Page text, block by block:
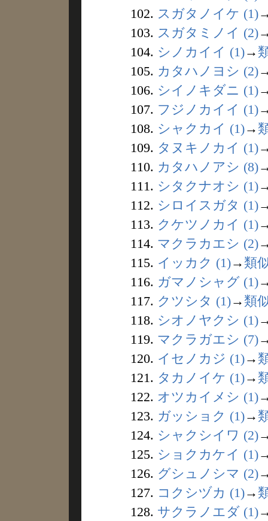
102. スガタノイケ (1)
103. スガタミノイ (2)
104. シノカイイ (1)→
105. カタハノヨシ (2)
106. シイノキダニ (1)
107. フジノカイイ (1)
108. シャクカイ (1)→
109. タヌキノカイ (1)
110. カタハノアシ (8)
111. シタクナオシ (1)
112. シロイスガタ (1)
113. クケツノカイ (1)
114. マクラカエシ (2)
115. イッカク (1)→ 類
116. ガマノシャグ (1)
117. クツシタ (1)→ 類
118. シオノヤクシ (1)
119. マクラガエシ (7)
120. イセノカジ (1)→
121. タカノイケ (1)→
122. オツカイメシ (1)
123. ガッショク (1)→
124. シャクシイワ (2)
125. ショクカケイ (1)
126. グシュノシマ (2)
127. コクシヅカ (1)→
128. サクラノエダ (1)